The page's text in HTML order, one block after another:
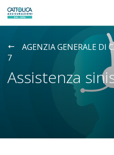
Generali logo
AGENZIA GENERALE DI
7
Assistenza